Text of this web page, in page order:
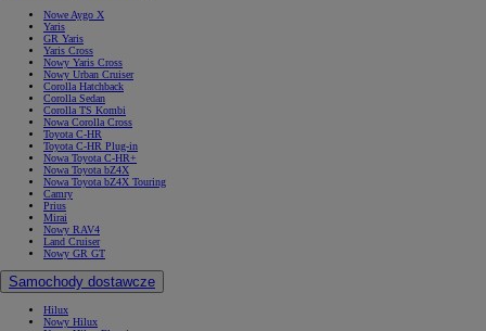
Nowe Aygo X
Yaris
GR Yaris
Yaris Cross
Nowy Yaris Cross
Nowy Urban Cruiser
Corolla Hatchback
Corolla Sedan
Corolla TS Kombi
Nowa Corolla Cross
Toyota C-HR
Toyota C-HR Plug-in
Nowa Toyota C-HR+
Nowa Toyota bZ4X
Nowa Toyota bZ4X Touring
Camry
Prius
Mirai
Nowy RAV4
Land Cruiser
Nowy GR GT
Samochody dostawcze
Hilux
Nowy Hilux